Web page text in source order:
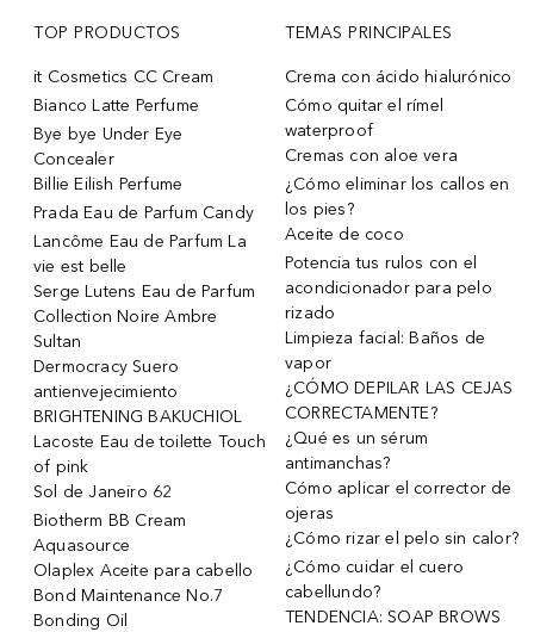
TOP PRODUCTOS
it Cosmetics CC Cream
Bianco Latte Perfume
Bye bye Under Eye
Concealer
Billie Eilish Perfume
Prada Eau de Parfum Candy
Lancôme Eau de Parfum La
vie est belle
Serge Lutens Eau de Parfum
Collection Noire Ambre
Sultan
Dermocracy Suero
antienvejecimiento
BRIGHTENING BAKUCHIOL
Lacoste Eau de toilette Touch
of pink
Sol de Janeiro 62
Biotherm BB Cream
Aquasource
Olaplex Aceite para cabello
Bond Maintenance No.7
Bonding Oil
TEMAS PRINCIPALES
Crema con ácido hialurónico
Cómo quitar el rímel
waterproof
Cremas con aloe vera
¿Cómo eliminar los callos en
los pies?
Aceite de coco
Potencia tus rulos con el
acondicionador para pelo
rizado
Limpieza facial: Baños de
vapor
¿CÓMO DEPILAR LAS CEJAS
CORRECTAMENTE?
¿Qué es un sérum
antimanchas?
Cómo aplicar el corrector de
ojeras
¿Cómo rizar el pelo sin calor?
¿Cómo cuidar el cuero
cabellundo?
TENDENCIA: SOAP BROWS